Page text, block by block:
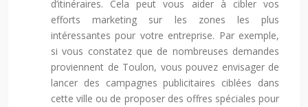
d’itinéraires. Cela peut vous aider à cibler vos
efforts marketing sur les zones les plus
intéressantes pour votre entreprise. Par exemple,
si vous constatez que de nombreuses demandes
proviennent de Toulon, vous pouvez envisager de
lancer des campagnes publicitaires ciblées dans
cette ville ou de proposer des offres spéciales pour